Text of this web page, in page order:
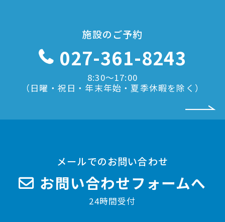
施設のご予約
027-361-8243
8:30〜17:00
（日曜・祝日・年末年始・夏季休暇を除く）
メールでのお問い合わせ
お問い合わせフォームへ
24時間受付